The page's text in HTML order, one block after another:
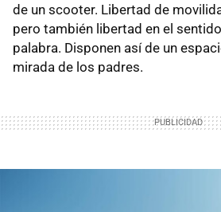
de un scooter. Libertad de
pero también libertad en el
palabra. Disponen así de un
mirada de los padres.